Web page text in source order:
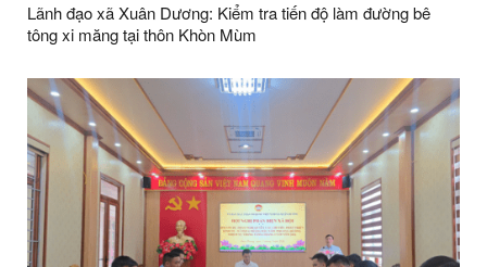
Lãnh đạo xã Xuân Dương: Kiểm tra tiến độ làm đường bê
tông xi măng tại thôn Khòn Mùm